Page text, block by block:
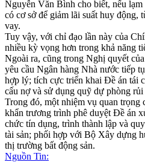
Nguyễn Văn Bình cho biết, nếu
có cơ sở để giảm lãi suất huy động,
vay.
Tuy vậy, với chỉ đạo lần này của
nhiều kỳ vọng hơn trong khả năng
Ngoài ra, cũng trong Nghị quyết
yêu cầu Ngân hàng Nhà nước tiếp
hợp lý; tích cực triển khai Đề án tái
cấu nợ và sử dụng quỹ dự phòng
Trong đó, một nhiệm vụ quan trọng
khẩn trương trình phê duyệt Đề án
chức tín dụng, trình thành lập và
tài sản; phối hợp với Bộ Xây dựng
thị trường bất động sản.
Nguồn Tin: